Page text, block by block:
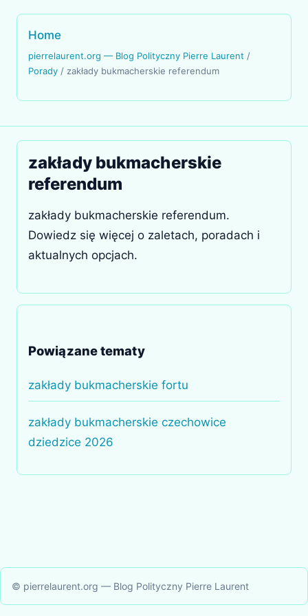
Home
pierrelaurent.org — Blog Polityczny Pierre Laurent /
Porady / zakłady bukmacherskie referendum
zakłady bukmacherskie
referendum
zakłady bukmacherskie referendum.
Dowiedz się więcej o zaletach, poradach i
aktualnych opcjach.
Powiązane tematy
zakłady bukmacherskie fortu
zakłady bukmacherskie czechowice
dziedzice 2026
© pierrelaurent.org — Blog Polityczny Pierre Laurent